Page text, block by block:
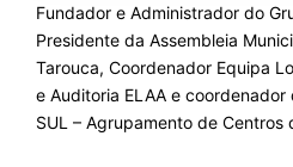
Fundador e Administrador do
Presidente da Assembleia
Tarouca, Coordenador Equipa
e Auditoria ELAA e coordenador
SUL – Agrupamento de Centros